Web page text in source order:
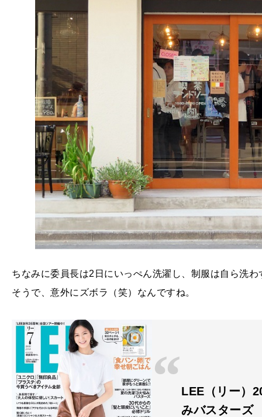
ちなみに委員長は2日にいっぺん洗濯し、制服は自ら洗
そうで、意外にズボラ（笑）なんですね。
LEE（リー）
みバスターズ